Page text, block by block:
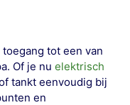
tot een van
Of je nu elektrisch
tankt eenvoudig bij
en